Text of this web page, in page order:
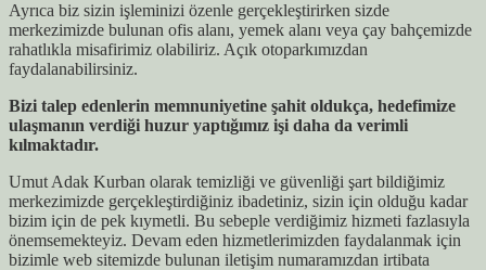
Ayrıca biz sizin işleminizi özenle gerçekleştirirken sizde
merkezimizde bulunan ofis alanı, yemek alanı veya çay bahçemizde
rahatlıkla misafirimiz olabiliriz. Açık otoparkımızdan
faydalanabilirsiniz.
Bizi talep edenlerin memnuniyetine şahit oldukça, hedefimize
ulaşmanın verdiği huzur yaptığımız işi daha da verimli
kılmaktadır.
Umut Adak Kurban olarak temizliği ve güvenliği şart bildiğimiz
merkezimizde gerçekleştirdiğiniz ibadetiniz, sizin için olduğu kadar
bizim için de pek kıymetli. Bu sebeple verdiğimiz hizmeti fazlasıyla
önemsemekteyiz. Devam eden hizmetlerimizden faydalanmak için
bizimle web sitemizde bulunan iletişim numaramızdan irtibata